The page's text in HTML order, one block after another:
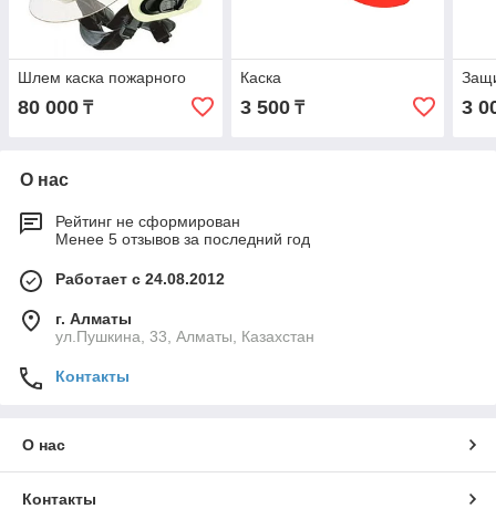
Шлем каска пожарного
80 000 ₸
Каска
3 500₸ 3
О нас
Рейтинг не сформирован
Менее 5 отзывов за последний год
Работает с 24.08.2012
г. Алматы
ул.Пушкина, 33, Алматы, Казахстан
Контакты
О нас
Контакты